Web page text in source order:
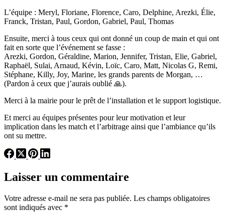
L’équipe : Meryl, Floriane, Florence, Caro, Delphine, Arezki, Élie,
Franck, Tristan, Paul, Gordon, Gabriel, Paul, Thomas
Ensuite, merci à tous ceux qui ont donné un coup de main et qui ont
fait en sorte que l’événement se fasse :
Arezki, Gordon, Géraldine, Marion, Jennifer, Tristan, Elie, Gabriel,
Raphaël, Sulai, Arnaud, Kévin, Loïc, Caro, Matt, Nicolas G, Remi,
Stéphane, Killy, Joy, Marine, les grands parents de Morgan, …
(Pardon à ceux que j’aurais oublié 🙏).
Merci à la mairie pour le prêt de l’installation et le support logistique.
Et merci au équipes présentes pour leur motivation et leur
implication dans les match et l’arbitrage ainsi que l’ambiance qu’ils
ont su mettre.
Laisser un commentaire
Votre adresse e-mail ne sera pas publiée. Les champs obligatoires
sont indiqués avec *